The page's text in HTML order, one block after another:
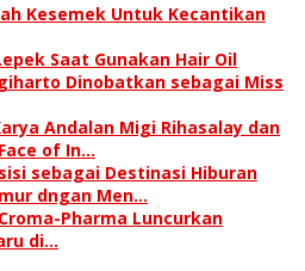
Kesemek Untuk Kecantikan
Saat Gunakan Hair Oil
Dinobatkan sebagai Miss
Andalan Migi Rihasalay dan
of In…
sebagai Destinasi Hiburan
dngan Men…
Pharma Luncurkan
di…